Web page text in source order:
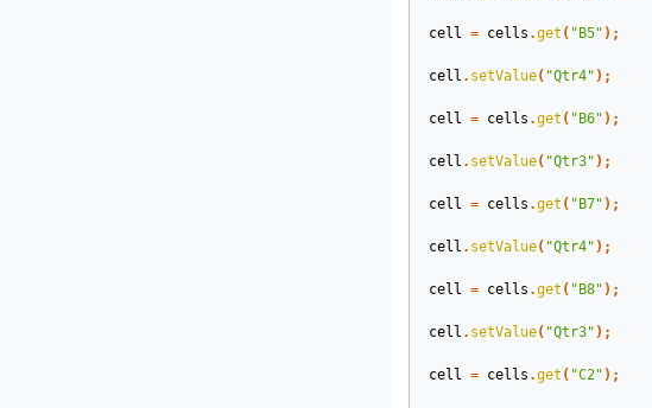
cell = cells .get ( "B5" );
cell . setValue( "Qtr4" );
cell = cells .get ( "B6" );
cell . setValue( "Qtr3" );
cell = cells .get ( "B7" );
cell . setValue( "Qtr4" );
cell = cells .get ( "B8" );
cell . setValue( "Qtr3" );
cell = cells .get ( "C2" );